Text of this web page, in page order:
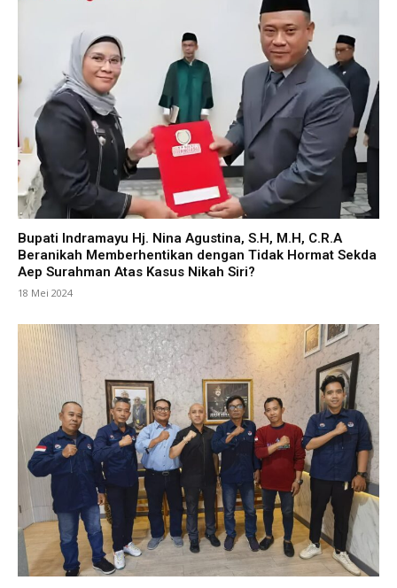
Bupati Indramayu Hj. Nina Agustina, S.H, M.H, C.R.A
Beranikah Memberhentikan dengan Tidak Hormat Sekda
Aep Surahman Atas Kasus Nikah Siri?
18 Mei 2024